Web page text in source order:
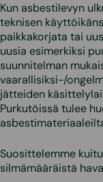
Kun asbestilevyn
teknisen
paikkakorjata tai
uusia esimerkiksi
suunnitelman
vaarallisiksi-/
jätteiden
Purkutöissä tulee
Suosittelemme
silmämääräistä